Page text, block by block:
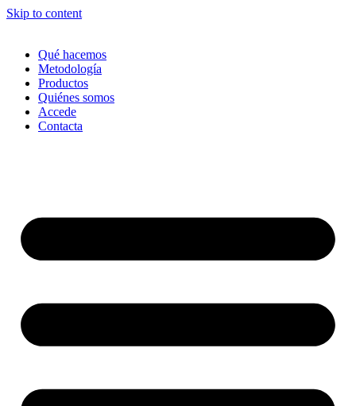
Skip to content
Qué hacemos
Metodología
Productos
Quiénes somos
Accede
Contacta